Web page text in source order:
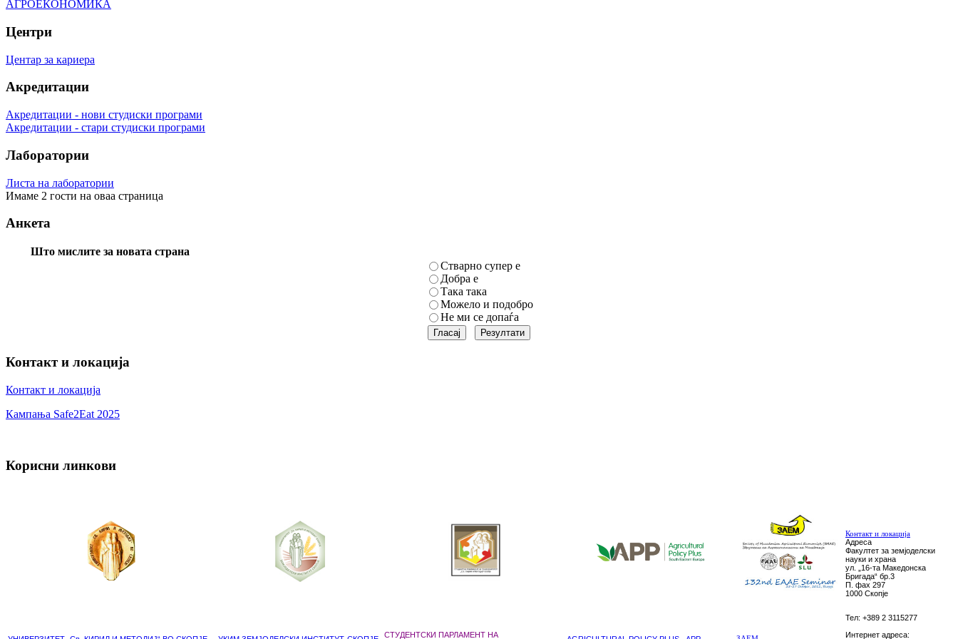
АГРОЕКОНОМИКА
Центри
Центар за кариера
Акредитации
Акредитации - нови студиски програми
Акредитации - стари студиски програми
Лаборатории
Листа на лаборатории
Имаме 2 гости на оваа страница
Анкета
Што мислите за новата страна
Стварно супер е
Добра е
Така така
Можело и подобро
Не ми се допаѓа
Контакт и локација
Контакт и локација
Кампања Safe2Eat 2025
Корисни линкови
Контакт и локација
Адреса
Факултет за земјоделски
науки и храна
ул. „16-та Македонска
Бригада“ бр.3
П. фах 297
1000 Скопје
СТУДЕНТСКИ ПАРЛАМЕНТ НА
Тел: +389 2 3115277
Интернет адреса: